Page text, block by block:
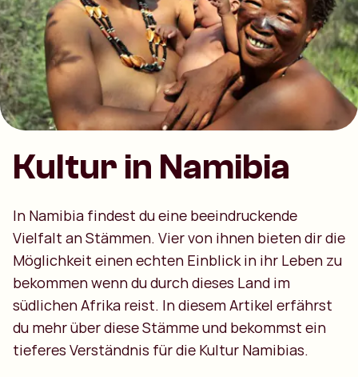
Kultur in Namibia
In Namibia findest du eine beeindruckende
Vielfalt an Stämmen. Vier von ihnen bieten dir die
Möglichkeit einen echten Einblick in ihr Leben zu
bekommen wenn du durch dieses Land im
südlichen Afrika reist. In diesem Artikel erfährst
du mehr über diese Stämme und bekommst ein
tieferes Verständnis für die Kultur Namibias.